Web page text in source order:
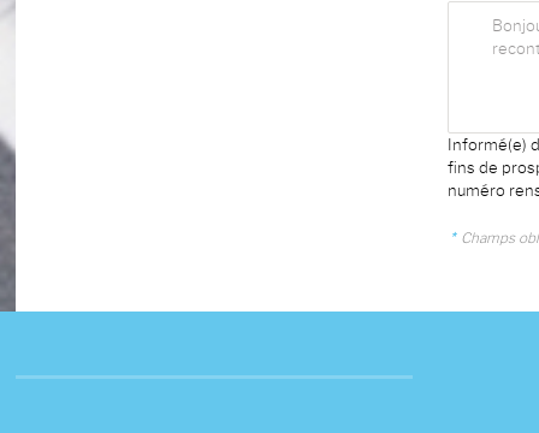
Informé(e)
fins de
numéro
* Champs